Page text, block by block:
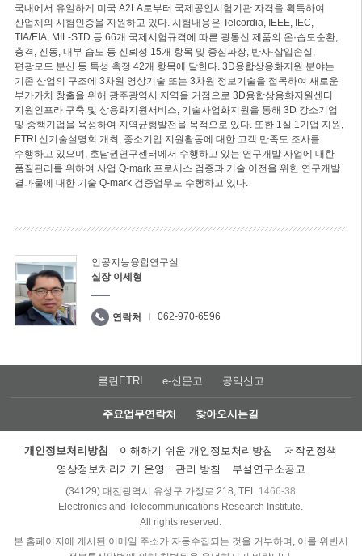
국내에서 유일하게 미국 A2LA로부터 국제공인시험기관 자격을 획득하여
산업체의 시험인증을 지원하고 있다. 시험내용은 Telcordia, IEEE, IEC,
TIA/EIA, MIL-STD 등 66개 국제시험규격에 따른 광통신 제품의 온·습도순환,
충격, 진동, 내부 습도 등 신뢰성 15개 항목 및 중심파장, 반사·삽입손실,
편광모드 분산 등 특성 측정 42개 항목에 달한다. 3D융합상용화지원 분야는
기존 산업의 구조에 3차원 영상기술 또는 3차원 정보기술을 접목하여 새로운
부가가치 창출을 위해 광주광역시 지역을 거점으로 3D융합상용화지원센터
지원인프라 구축 및 상용화지원서비스, 기술사업화지원을 통해 3D 강소기업
및 중핵기업을 육성하여 지역균형발전을 목적으로 있다. 또한 1실 1기업 지원,
ETRI 신기술설명회 개최, 중소기업 지원활동에 대한 고객 만족도 조사를
수행하고 있으며, 호남권연구센터에서 수행하고 있는 연구개발 사업에 대한
품질관리를 위하여 사업 Q-mark 프로세스 검증과 기술 이전을 위한 연구개발
결과물에 대한 기술 Q-mark 검증업무도 수행하고 있다.
인공지능융합연구실
실장 이세형
연락처 062-970-6596
클린ETRI e-신문고 공익신고
주요업무연락처 찾아오시는길
개인정보처리방침 이해하기 쉬운 개인정보처리방침
저작권정책
영상정보처리기기 운영ㆍ관리 방침
부설연구소공고
(34129) 대전광역시 유성구 가정로 218, TEL 1466-38
Electronics and Telecommunications Research Institute.
All rights reserved.
본 홈페이지에 게시된 이메일 주소가 자동수집되는 것을 거부하며, 이를 위반시